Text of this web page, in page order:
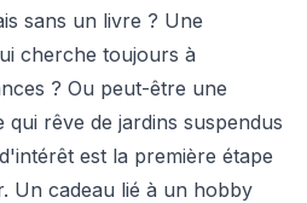
sans un livre ? Une
cherche toujours à
? Ou peut-être une
rêve de jardins suspendus
est la première étape
Un cadeau lié à un hobby